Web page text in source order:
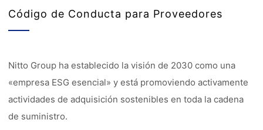
Código de Conducta para Proveedores
Nitto Group ha establecido la visión de 2030 como una
«empresa ESG esencial» y está promoviendo activamente
actividades de adquisición sostenibles en toda la cadena
de suministro.